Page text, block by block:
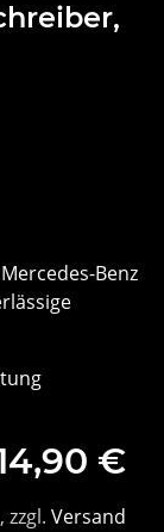
Benz
€
zzgl. Versand